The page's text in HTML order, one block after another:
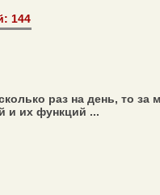
144
раз на день, то
и их функций ...